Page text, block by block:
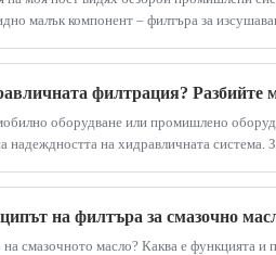
малък компонент – филтъра за
и повишава разходите.
оборудване или промишлено
надеждността на хидравличната система.
жизненоважна роля за правилното им
на филтъра за смазочно
смазочното масло? Каква е функцията и